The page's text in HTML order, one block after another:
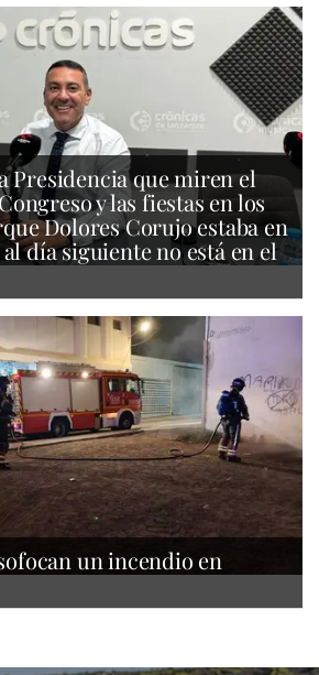
Presidencia que miren el
y las fiestas en los
Dolores Corujo estaba en
día siguiente no está en el
un incendio en